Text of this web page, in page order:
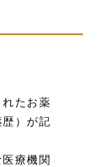
たお薬
）が記
療機関